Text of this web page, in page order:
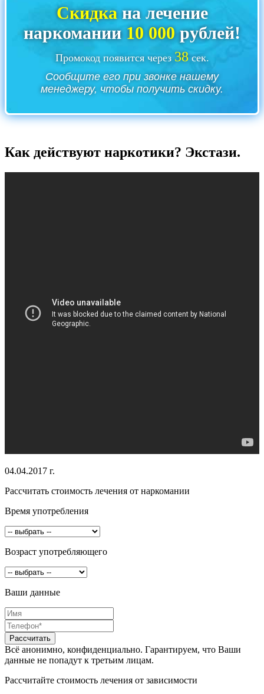
Скидкана лечение
наркомании 10 000рублей!
Промокод появится через 37сек.
Сообщите его при звонке нашему
менеджеру, чтобы получить скидку.
Как действуют наркотики? Экстази.
04.04.2017 г.
Рассчитать стоимость лечения от наркомании
Время употребления
Возраст употребляющего
Ваши данные
Всё анонимно, конфиденциально. Гарантируем, что Ваши
данные не попадут к третьим лицам.
Рассчитайте стоимость лечения от зависимости